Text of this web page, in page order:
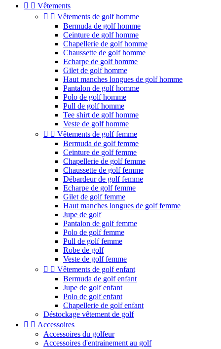
  Vêtements
  Vêtements de golf homme
Bermuda de golf homme
Ceinture de golf homme
Chapellerie de golf homme
Chaussette de golf homme
Echarpe de golf homme
Gilet de golf homme
Haut manches longues de golf homme
Pantalon de golf homme
Polo de golf homme
Pull de golf homme
Tee shirt de golf homme
Veste de golf homme
  Vêtements de golf femme
Bermuda de golf femme
Ceinture de golf femme
Chapellerie de golf femme
Chaussette de golf femme
Débardeur de golf femme
Echarpe de golf femme
Gilet de golf femme
Haut manches longues de golf femme
Jupe de golf
Pantalon de golf femme
Polo de golf femme
Pull de golf femme
Robe de golf
Veste de golf femme
  Vêtements de golf enfant
Bermuda de golf enfant
Jupe de golf enfant
Polo de golf enfant
Chapellerie de golf enfant
Déstockage vêtement de golf
  Accessoires
Accessoires du golfeur
Accessoires d'entrainement au golf